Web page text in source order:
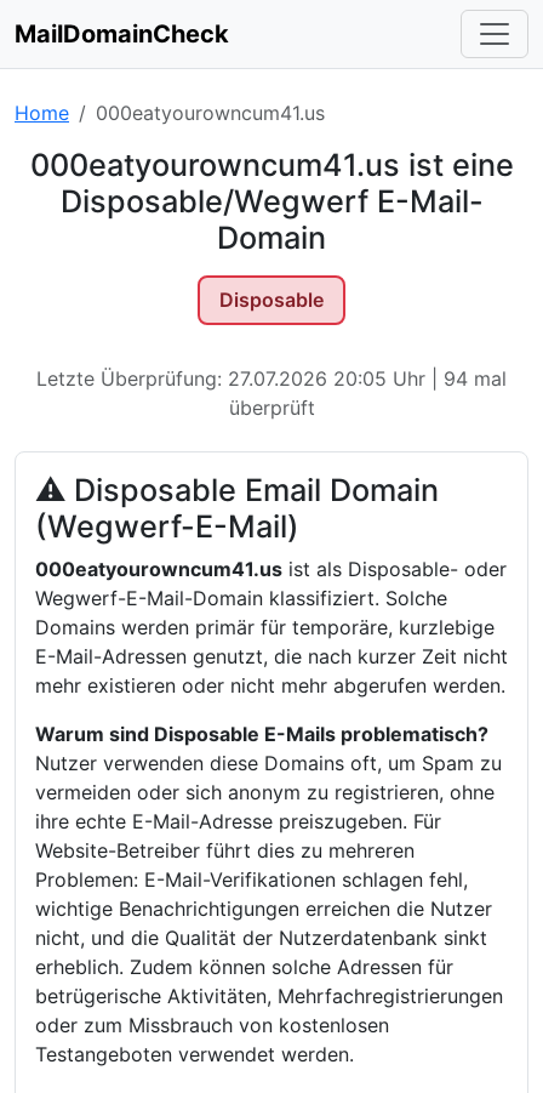
MailDomainCheck
Home 000eatyourowncum41.us
000eatyourowncum41.us ist eine
Disposable/Wegwerf E-Mail-
Domain
Disposable
Letzte Überprüfung: 27.07.2026 20:05 Uhr | 94 mal
überprüft
⚠ Disposable Email Domain
(Wegwerf-E-Mail)
000eatyourowncum41.us ist als Disposable- oder
Wegwerf-E-Mail-Domain klassifiziert. Solche
Domains werden primär für temporäre, kurzlebige
E-Mail-Adressen genutzt, die nach kurzer Zeit nicht
mehr existieren oder nicht mehr abgerufen werden.
Warum sind Disposable E-Mails problematisch?
Nutzer verwenden diese Domains oft, um Spam zu
vermeiden oder sich anonym zu registrieren, ohne
ihre echte E-Mail-Adresse preiszugeben. Für
Website-Betreiber führt dies zu mehreren
Problemen: E-Mail-Verifikationen schlagen fehl,
wichtige Benachrichtigungen erreichen die Nutzer
nicht, und die Qualität der Nutzerdatenbank sinkt
erheblich. Zudem können solche Adressen für
betrügerische Aktivitäten, Mehrfachregistrierungen
oder zum Missbrauch von kostenlosen
Testangeboten verwendet werden.